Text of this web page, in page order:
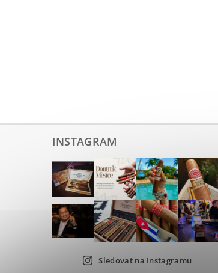
INSTAGRAM
Sledovat na Instagramu